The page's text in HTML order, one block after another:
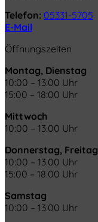
Telefon: 05331-5705
E-Mail
Öffnungszeiten
Montag, Dienstag
10:00 – 13:00 Uhr
15:00 – 18:00 Uhr
Mittwoch
10:00 – 13:00 Uhr
Donnerstag, Freitag
10:00 – 13:00 Uhr
15:00 – 18:00 Uhr
Samstag
10:00 – 13:00 Uhr